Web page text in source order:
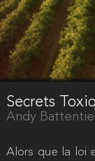
Secrets
Andy
Alors que la loi